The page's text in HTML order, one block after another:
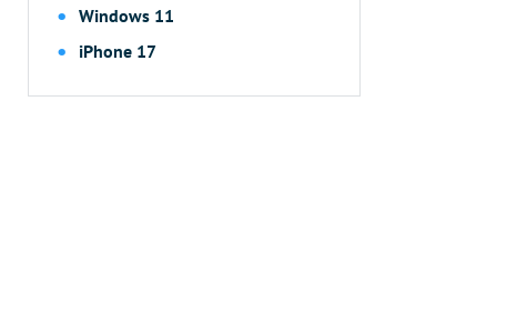
Windows 11
iPhone 17